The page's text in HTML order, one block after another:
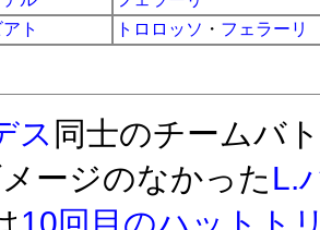
ト トロロッソ ・ フェラーリ
ス 同士のチームバ
ージのなかった L.